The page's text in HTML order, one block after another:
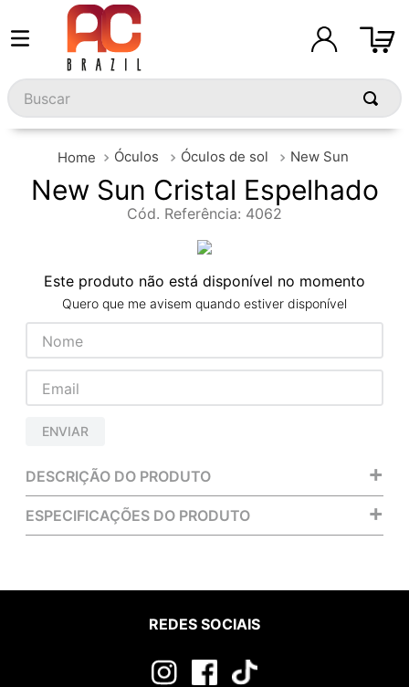
Buscar
Óculos Óculos de sol New Sun
New Sun Cristal Espelhado
Cód. Referência: 4062
Este produto não está disponível no momento
Quero que me avisem quando estiver disponível
ENVIAR
DESCRIÇÃO DO PRODUTO +
ESPECIFICAÇÕES DO PRODUTO +
REDES SOCIAIS